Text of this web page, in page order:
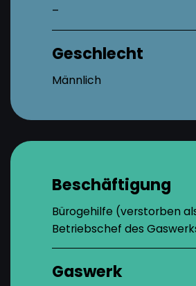
–
Geschlecht
Männlich
Beschäftigung
Bürogehilfe (verstorben
Betriebschef des
Gaswerk